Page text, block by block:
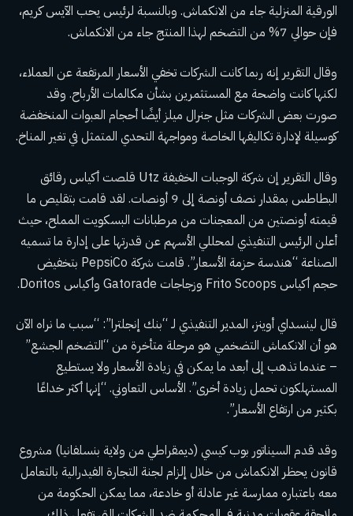
الورقية المنزلية جاء من الانكماش. وبالنسبة لرئيس يحب الآيس كريم،
فإن حوالي 7% من التضخم لهذا المنتج جاء من الانكماش.
وقال التقرير إنه ربما كانت الشركات تخفي الأسعار المرتفعة عن العملاء،
لكنها كانت واضحة مع المستثمرين بشأن مكالمات الأرباح. وقد
صورت بعض الشركات مثل جنرال ميلز أيضًا أحجام العبوات المنخفضة
كوسيلة لإدارة تكاليفها الخاصة ومواجهة التحدي المتمثل في تغير المناخ.
وقال التقرير إن شركة الوجبات الخفيفة Utz قلصت أكياس رقائق
البطاطس بمقدار نصف أونصة إلى 9 أونصات. لقد قامت بتقليص ما
قيمته أونصتين من المعجنات من مرطبانات البسكويت المملح، حيث
أعلن الرئيس التنفيذي لمحللي الأسهم عن قدرتها على إدارة ما تسميه
الصناعة “هندسة حزمة الأسعار”. قامت شركة PepsiCo بتخفيض
حجم أكياس Frito Scoops وزجاجات Gatorade وأكياس Doritos.
قال لينسداي أوينز، المدير التنفيذي لـ “بنك إنجلترا”: “سبب ما نراه الآن
هو أن الانكماش التضخمي هو مرحلة متأخرة من “التضخم الجشع”
– عندما تذهب إلى أبعد ما يمكن في زيادة الأسعار ولا يستطيع
المستهلكون تحمل زيادة أخرى”. الأساس التعاوني. “إنها أكثر خداعًا
بكثير من ارتفاع الأسعار”.
وقد قدم السيناتور بوب كيسي (ديمقراطي من ولاية بنسلفانيا) مشروع
قانون يحظر الانكماش من خلال إلزام لجنة التجارة الفيدرالية بالتعامل
معه باعتباره ممارسة غير عادلة أو خادعة، مما يمكن الحكومة من